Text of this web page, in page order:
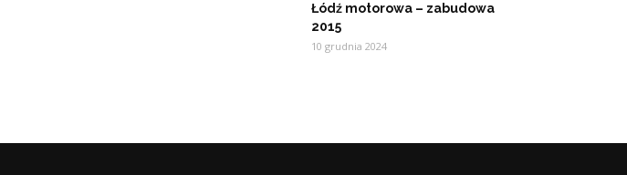
Łódź motorowa – zabudowa
2015
10 grudnia 2024